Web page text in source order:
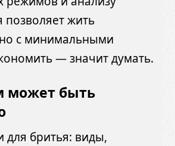
позволяет жить
с минимальными
— значит думать.
может быть
бритья: виды,